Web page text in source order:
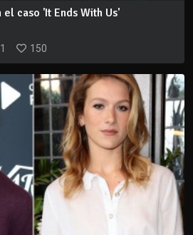
caso 'It Ends With Us'
150